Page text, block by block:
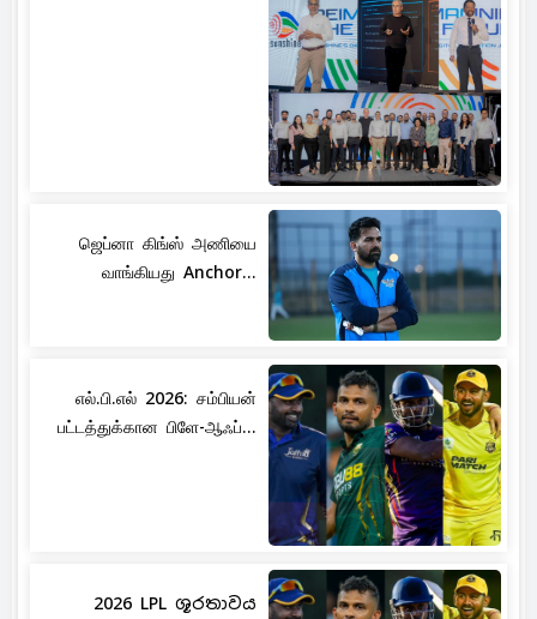
ஜெப்னா கிங்ஸ் அணியை
வாங்கியது Anchor...
எல்.பி.எல் 2026: சம்பியன்
பட்டத்துக்கான பிளே-ஆஃப்...
2026 LPL ශූරතාවය